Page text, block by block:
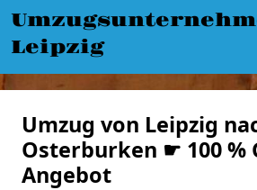
Leipzig
Umzug von Leipzig
Osterburken ☛ 100 %
Angebot